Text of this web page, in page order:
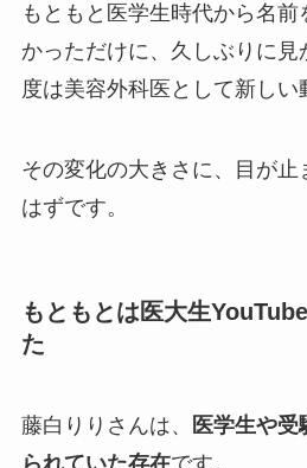
もともと医学生時代から名
かっただけに、久しぶりに見
度は美容外科医として新しい
その変化の大きさに、目が止
はずです。
もともとは医大生
た
藤白りりさんは、
医学生や受